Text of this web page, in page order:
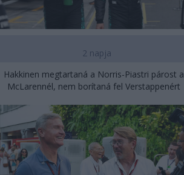
2 napja
Hakkinen megtartaná a Norris-Piastri párost a
McLarennél, nem borítaná fel Verstappenért